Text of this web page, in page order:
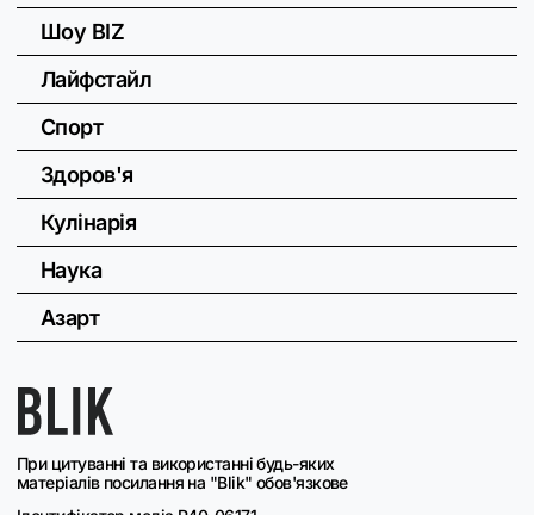
При цитуванні та використанні будь-яких
матеріалів посилання на "Blik" обов'язкове
Шоу BIZ
Лайфстайл
Спорт
Здоров'я
Кулінарія
Наука
Азарт